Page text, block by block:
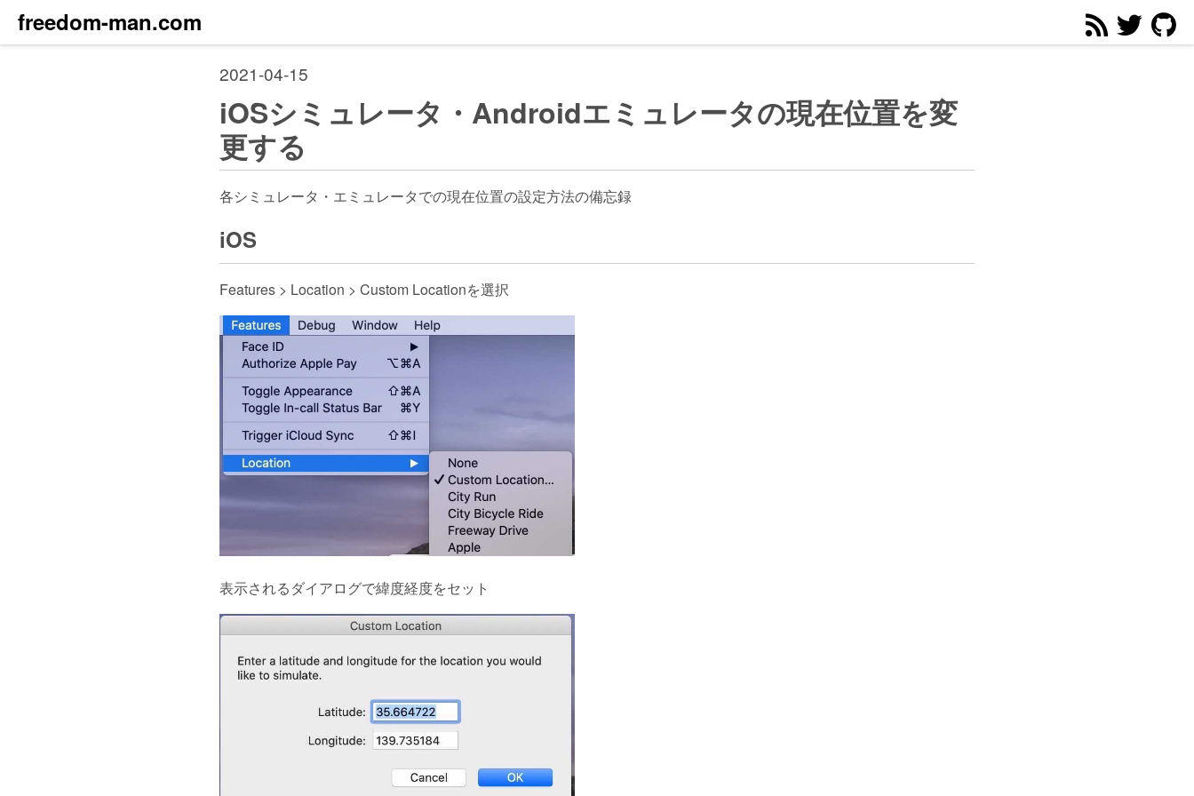
freedom-man.com
2021-04-15
iOSシミュレータ・Androidエミュレータの現在位置を変
更する
各シミュレータ・エミュレータでの現在位置の設定方法の備忘録
iOS
Features > Location > Custom Locationを選択
表示されるダイアログで緯度経度をセット